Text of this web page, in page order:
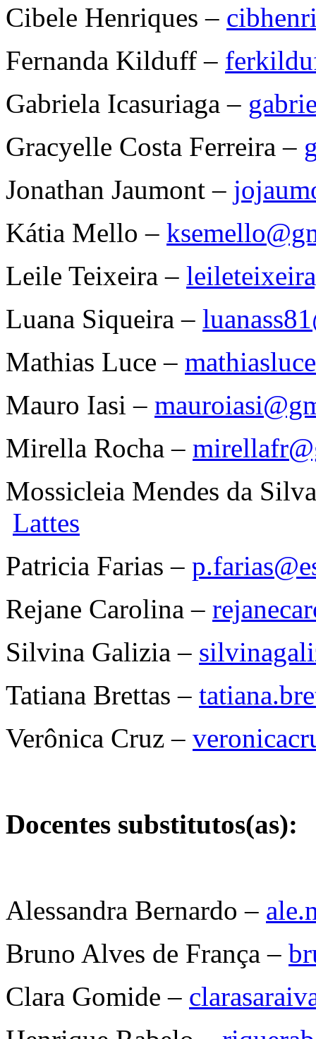
Cibele Henriques –
Fernanda Kilduff –
Gabriela Icasuriaga –
Gracyelle Costa Ferreira –
Jonathan Jaumont –
Kátia Mello –
Leile Teixeira –
Luana Siqueira –
Mathias Luce –
Mauro Iasi –
Mirella Rocha –
Mossicleia Mendes da
Lattes
Patricia Farias –
Rejane Carolina –
Silvina Galizia –
Tatiana Brettas –
Verônica Cruz –
Docentes substitutos(as):
Alessandra Bernardo –
Bruno Alves de França –
Clara Gomide –